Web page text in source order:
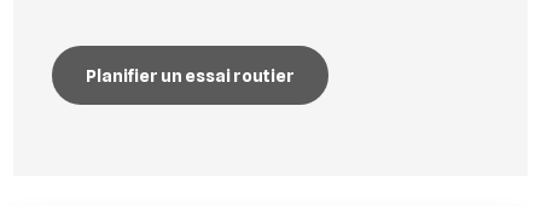
Planifier un essai routier